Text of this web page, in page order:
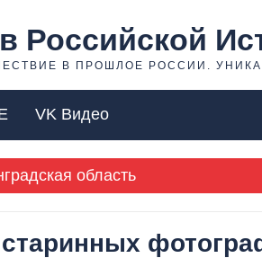
Российской
В ПРОШЛОЕ РОССИИ.
VK Видео
область